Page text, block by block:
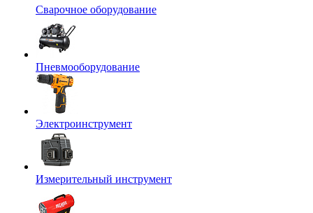
Сварочное оборудование
Пневмооборудование
Электроинструмент
Измерительный инструмент